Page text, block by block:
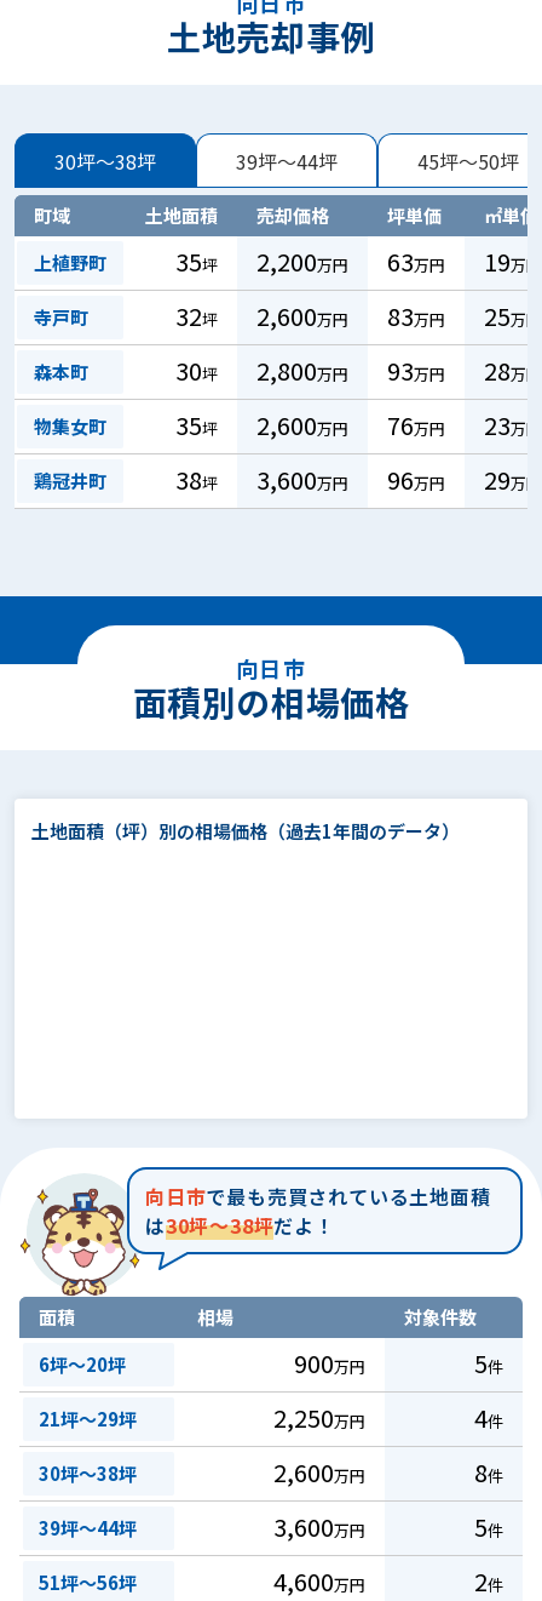
土地売却事例
30坪～38坪 39坪～44坪 45坪～50坪
町域 土地面積 売却価格 坪単価
㎡単価
上植野町
35坪 2,200万円 63万円 19万円
寺戸町 32坪 2,600万円 83万円 25万円
森本町 30坪 2,800万円 93万円 28万円
物集女町 35坪 2,600万円 76万円 23万円
鶏冠井町 38坪 3,600万円 96万円 29万円
向日市
面積別の相場価格
土地面積（坪）別の相場価格 （過去1年間のデータ）
向日市で最も売買されている土地面積
は30坪～38坪だよ！
面積 相場
対象件数
6坪～20坪
900万円 5件
21坪～29坪 2,250万円 4件
30坪～38坪 2,600万円 8件
39坪～44坪 3,600万円 5件
51坪～56坪 4,600万円 2件